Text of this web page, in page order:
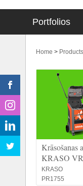
Portfolios
Home > Products
Krāsošanas
KRASO
KRASO
PR1755